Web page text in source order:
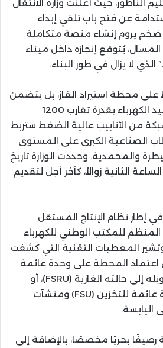
الناظور، حيث أعلنت وزارة الانتقال
عن فتح باب تلقي إبداء
ضخم يروم إنشاء منصة متكاملة
المسال، يُتوقع إنجازه داخل ميناء
لا يزال في طور البناء.
على محطة استيراد الغاز، بل يتضمن
أيضًا إنشاء محطة لتوليد الكهرباء بقدرة تقارب 1200
من الأنابيب عالية الضغط ستربط
الصناعية الكبرى على المستوى
والمحمدية. وحددت الوزارة تاريخ
الثانية زوالاً، كآخر أجل لتقديم
إطار نظام الإنتاج المستقل
المنظم للمكتب الوطني للكهرباء
المعطيات التقنية التي كشفت
اعتماد المحطة على وحدة عائمة
لتخزين الغاز وإعادة تحويله إلى حالته الغازية (FSRU)، أو
نموذج يجمع بين وحدة عائمة للتخزين (FSU) ومنشآت
اليابسة.
بحريًا مخصصًا، بالإضافة إلى